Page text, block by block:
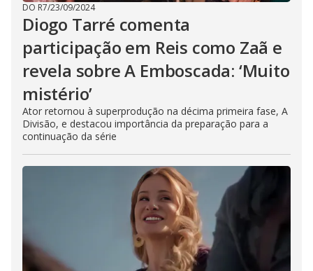
DO R7/23/09/2024
Diogo Tarré comenta
participação em Reis como Zaã e
revela sobre A Emboscada: ‘Muito
mistério’
Ator retornou à superprodução na décima primeira fase, A
Divisão, e destacou importância da preparação para a
continuação da série